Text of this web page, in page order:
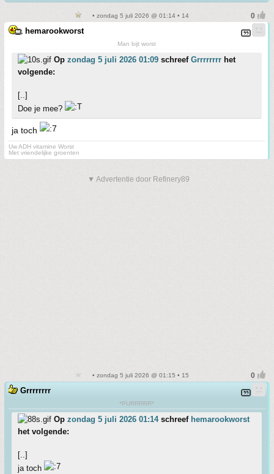
• zondag 5 juli 2026 @ 01:14 • 14
hemarookworst
Man bijt worst
Op zondag 5 juli 2026 01:09 schreef Grrrrrrrr het
volgende:
[..]
Doe je mee?
ja toch
Uw ADH vitamine Worst
Met vriendelijke groenten
▼ Advertentie door Refinery89
• zondag 5 juli 2026 @ 01:15 • 15
Grrrrrrrr
*PURRRRR*
Op zondag 5 juli 2026 01:14schreef hemarookworst
het volgende:
[..]
ja toch